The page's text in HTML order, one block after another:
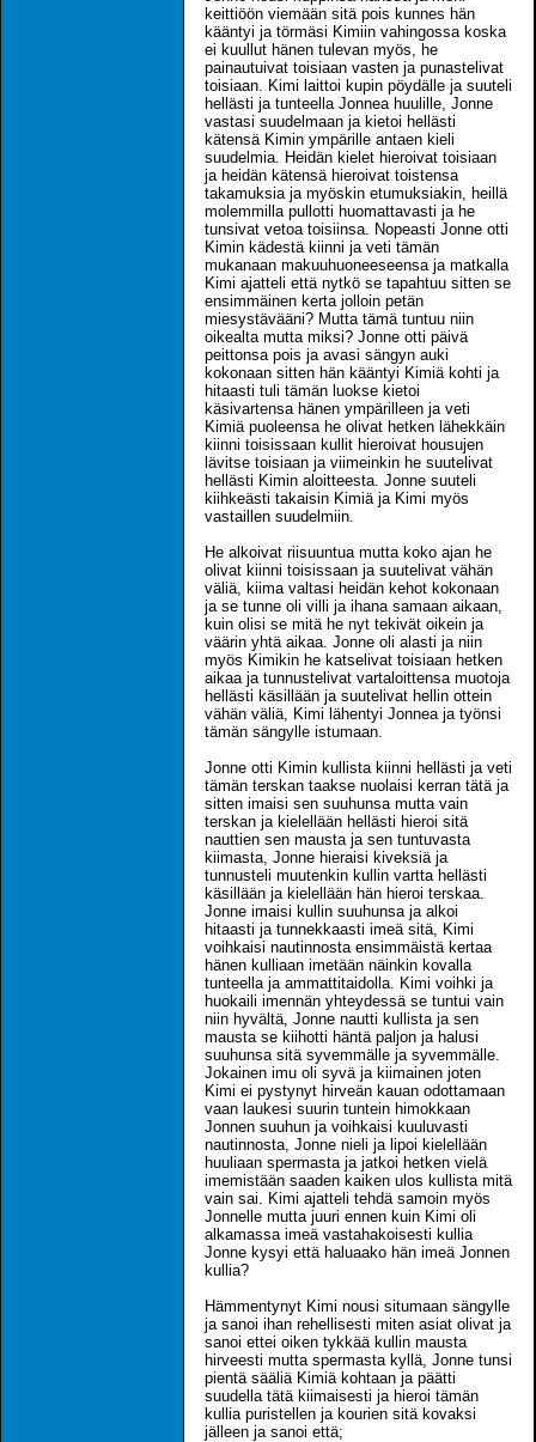
keittiöön viemään sitä pois kunnes hän
kääntyi ja törmäsi Kimiin vahingossa koska
ei kuullut hänen tulevan myös, he
painautuivat toisiaan vasten ja punastelivat
toisiaan. Kimi laittoi kupin pöydälle ja suuteli
hellästi ja tunteella Jonnea huulille, Jonne
vastasi suudelmaan ja kietoi hellästi
kätensä Kimin ympärille antaen kieli
suudelmia. Heidän kielet hieroivat toisiaan
ja heidän kätensä hieroivat toistensa
takamuksia ja myöskin etumuksiakin, heillä
molemmilla pullotti huomattavasti ja he
tunsivat vetoa toisiinsa. Nopeasti Jonne otti
Kimin kädestä kiinni ja veti tämän
mukanaan makuuhuoneeseensa ja matkalla
Kimi ajatteli että nytkö se tapahtuu sitten se
ensimmäinen kerta jolloin petän
miesystävääni? Mutta tämä tuntuu niin
oikealta mutta miksi? Jonne otti päivä
peittonsa pois ja avasi sängyn auki
kokonaan sitten hän kääntyi Kimiä kohti ja
hitaasti tuli tämän luokse kietoi
käsivartensa hänen ympärilleen ja veti
Kimiä puoleensa he olivat hetken lähekkäin
kiinni toisissaan kullit hieroivat housujen
lävitse toisiaan ja viimeinkin he suutelivat
hellästi Kimin aloitteesta. Jonne suuteli
kiihkeästi takaisin Kimiä ja Kimi myös
vastaillen suudelmiin.
He alkoivat riisuuntua mutta koko ajan he
olivat kiinni toisissaan ja suutelivat vähän
väliä, kiima valtasi heidän kehot kokonaan
ja se tunne oli villi ja ihana samaan aikaan,
kuin olisi se mitä he nyt tekivät oikein ja
väärin yhtä aikaa. Jonne oli alasti ja niin
myös Kimikin he katselivat toisiaan hetken
aikaa ja tunnustelivat vartaloittensa muotoja
hellästi käsillään ja suutelivat hellin ottein
vähän väliä, Kimi lähentyi Jonnea ja työnsi
tämän sängylle istumaan.
Jonne otti Kimin kullista kiinni hellästi ja veti
tämän terskan taakse nuolaisi kerran tätä ja
sitten imaisi sen suuhunsa mutta vain
terskan ja kielellään hellästi hieroi sitä
nauttien sen mausta ja sen tuntuvasta
kiimasta, Jonne hieraisi kiveksiä ja
tunnusteli muutenkin kullin vartta hellästi
käsillään ja kielellään hän hieroi terskaa.
Jonne imaisi kullin suuhunsa ja alkoi
hitaasti ja tunnekkaasti imeä sitä, Kimi
voihkaisi nautinnosta ensimmäistä kertaa
hänen kulliaan imetään näinkin kovalla
tunteella ja ammattitaidolla. Kimi voihki ja
huokaili imennän yhteydessä se tuntui vain
niin hyvältä, Jonne nautti kullista ja sen
mausta se kiihotti häntä paljon ja halusi
suuhunsa sitä syvemmälle ja syvemmälle.
Jokainen imu oli syvä ja kiimainen joten
Kimi ei pystynyt hirveän kauan odottamaan
vaan laukesi suurin tuntein himokkaan
Jonnen suuhun ja voihkaisi kuuluvasti
nautinnosta, Jonne nieli ja lipoi kielellään
huuliaan spermasta ja jatkoi hetken vielä
imemistään saaden kaiken ulos kullista mitä
vain sai. Kimi ajatteli tehdä samoin myös
Jonnelle mutta juuri ennen kuin Kimi oli
alkamassa imeä vastahakoisesti kullia
Jonne kysyi että haluaako hän imeä Jonnen
kullia?
Hämmentynyt Kimi nousi situmaan sängylle
ja sanoi ihan rehellisesti miten asiat olivat ja
sanoi ettei oiken tykkää kullin mausta
hirveesti mutta spermasta kyllä, Jonne tunsi
pientä sääliä Kimiä kohtaan ja päätti
suudella tätä kiimaisesti ja hieroi tämän
kullia puristellen ja kourien sitä kovaksi
jälleen ja sanoi että;